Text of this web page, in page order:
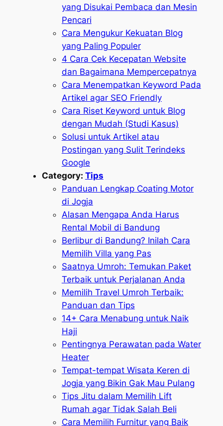
yang Disukai Pembaca dan Mesin
Pencari
Cara Mengukur Kekuatan Blog
yang Paling Populer
4 Cara Cek Kecepatan Website
dan Bagaimana Mempercepatnya
Cara Menempatkan Keyword Pada
Artikel agar SEO Friendly
Cara Riset Keyword untuk Blog
dengan Mudah (Studi Kasus)
Solusi untuk Artikel atau
Postingan yang Sulit Terindeks
Google
Category: Tips
Panduan Lengkap Coating Motor
di Jogja
Alasan Mengapa Anda Harus
Rental Mobil di Bandung
Berlibur di Bandung? Inilah Cara
Memilih Villa yang Pas
Saatnya Umroh: Temukan Paket
Terbaik untuk Perjalanan Anda
Memilih Travel Umroh Terbaik:
Panduan dan Tips
14+ Cara Menabung untuk Naik
Haji
Pentingnya Perawatan pada Water
Heater
Tempat-tempat Wisata Keren di
Jogja yang Bikin Gak Mau Pulang
Tips Jitu dalam Memilih Lift
Rumah agar Tidak Salah Beli
Cara Memilih Furnitur yang Baik